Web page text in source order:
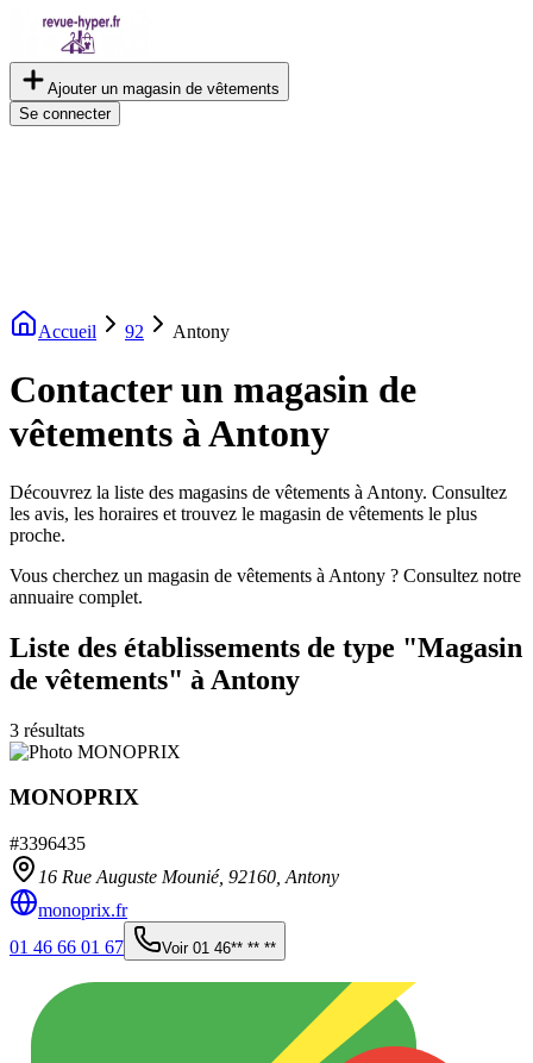
Ajouter un magasin de vêtements
Se connecter
Accueil 92 Antony
Contacter un magasin de
vêtements à Antony
Découvrez la liste des magasins de vêtements à Antony. Consultez
les avis, les horaires et trouvez le magasin de vêtements le plus
proche.
Vous cherchez un magasin de vêtements à Antony ? Consultez notre
annuaire complet.
Liste des établissements de type "Magasin
de vêtements" à Antony
3 résultats
MONOPRIX
#3396435
16 Rue Auguste Mounié, 92160 Antony
monoprix.fr
01 46 66 01 67
Voir 01 46** ** **